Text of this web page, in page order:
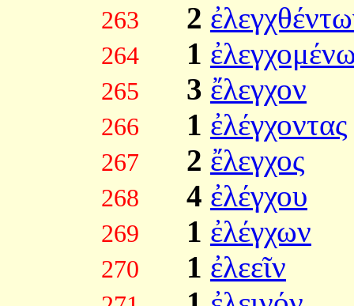
263 2
264 1
265 3 ἔλεγχον
266 1 ἐλέγχοντας
267 2 ἔλεγχος
268 4 ἐλέγχου
269 1 ἐλέγχων
270 1 ἐλεεῖν